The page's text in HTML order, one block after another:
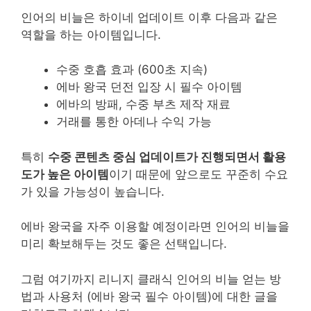
인어의 비늘은 하이네 업데이트 이후 다음과 같은
역할을 하는 아이템입니다.
수중 호흡 효과 (600초 지속)
에바 왕국 던전 입장 시 필수 아이템
에바의 방패, 수중 부츠 제작 재료
거래를 통한 아데나 수익 가능
특히 수중 콘텐츠 중심 업데이트가 진행되면서 활용
도가 높은 아이템이기 때문에 앞으로도 꾸준히 수요
가 있을 가능성이 높습니다.
에바 왕국을 자주 이용할 예정이라면 인어의 비늘을
미리 확보해두는 것도 좋은 선택입니다.
그럼 여기까지 리니지 클래식 인어의 비늘 얻는 방
법과 사용처 (에바 왕국 필수 아이템)에 대한 글을